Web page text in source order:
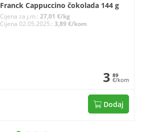
Franck Cappuccino čokolada 144 g
Cijena za j.m.:27,01 €/kg
Cijena 02.05.2025.:3,89 €/kom
3 89
€/kom
Dodaj